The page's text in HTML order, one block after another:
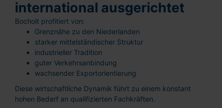
international ausgerichtet
Bocholt profitiert von:
Grenznähe zu den Niederlanden
starker mittelständischer Struktur
industrieller Tradition
guter Verkehrsanbindung
wachsender Exportorientierung
Diese wirtschaftliche Dynamik führt zu einem konstant
hohen Bedarf an qualifizierten Fachkräften.